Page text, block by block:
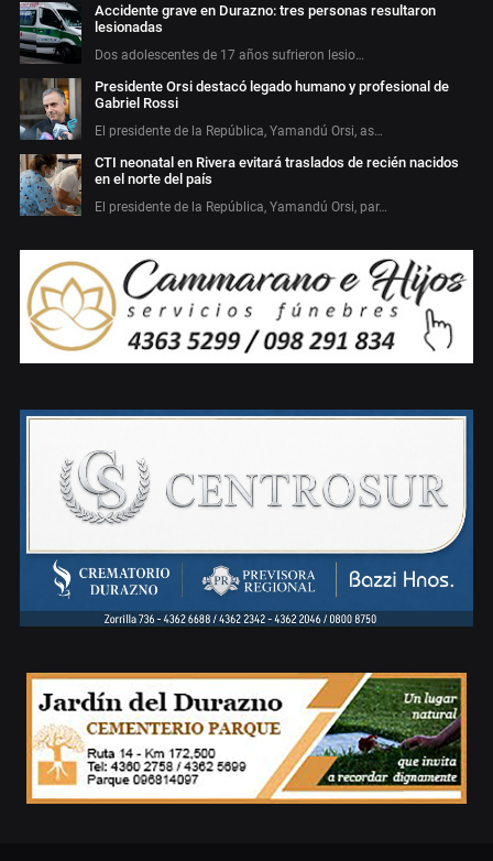
Accidente grave en Durazno: tres personas resultaron
lesionadas
Dos adolescentes de 17 años sufrieron lesio…
Presidente Orsi destacó legado humano y profesional de
Gabriel Rossi
El presidente de la República, Yamandú Orsi, as…
CTI neonatal en Rivera evitará traslados de recién nacidos
en el norte del país
El presidente de la República, Yamandú Orsi, par…